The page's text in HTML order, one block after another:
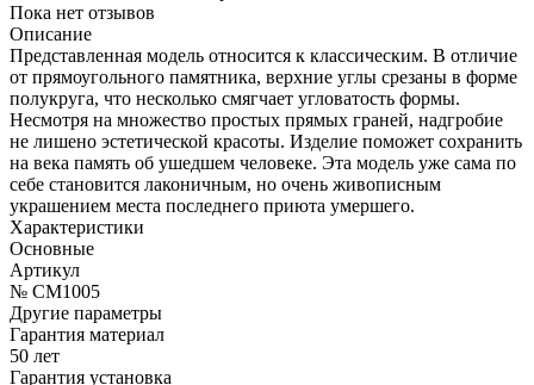
Пока нет отзывов
Описание
Представленная модель относится к классическим. В отличие
от прямоугольного памятника, верхние углы срезаны в форме
полукруга, что несколько смягчает угловатость формы.
Несмотря на множество простых прямых граней, надгробие
не лишено эстетической красоты. Изделие поможет сохранить
на века память об ушедшем человеке. Эта модель уже сама по
себе становится лаконичным, но очень живописным
украшением места последнего приюта умершего.
Характеристики
Основные
Артикул
№ CM1005
Другие параметры
Гарантия материал
50 лет
Гарантия установка